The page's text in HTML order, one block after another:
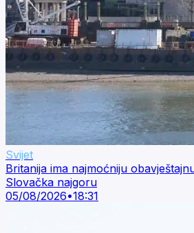
Svijet
Britanija ima najmoćniju
Slovačka najgoru
05/08/2026•18:31